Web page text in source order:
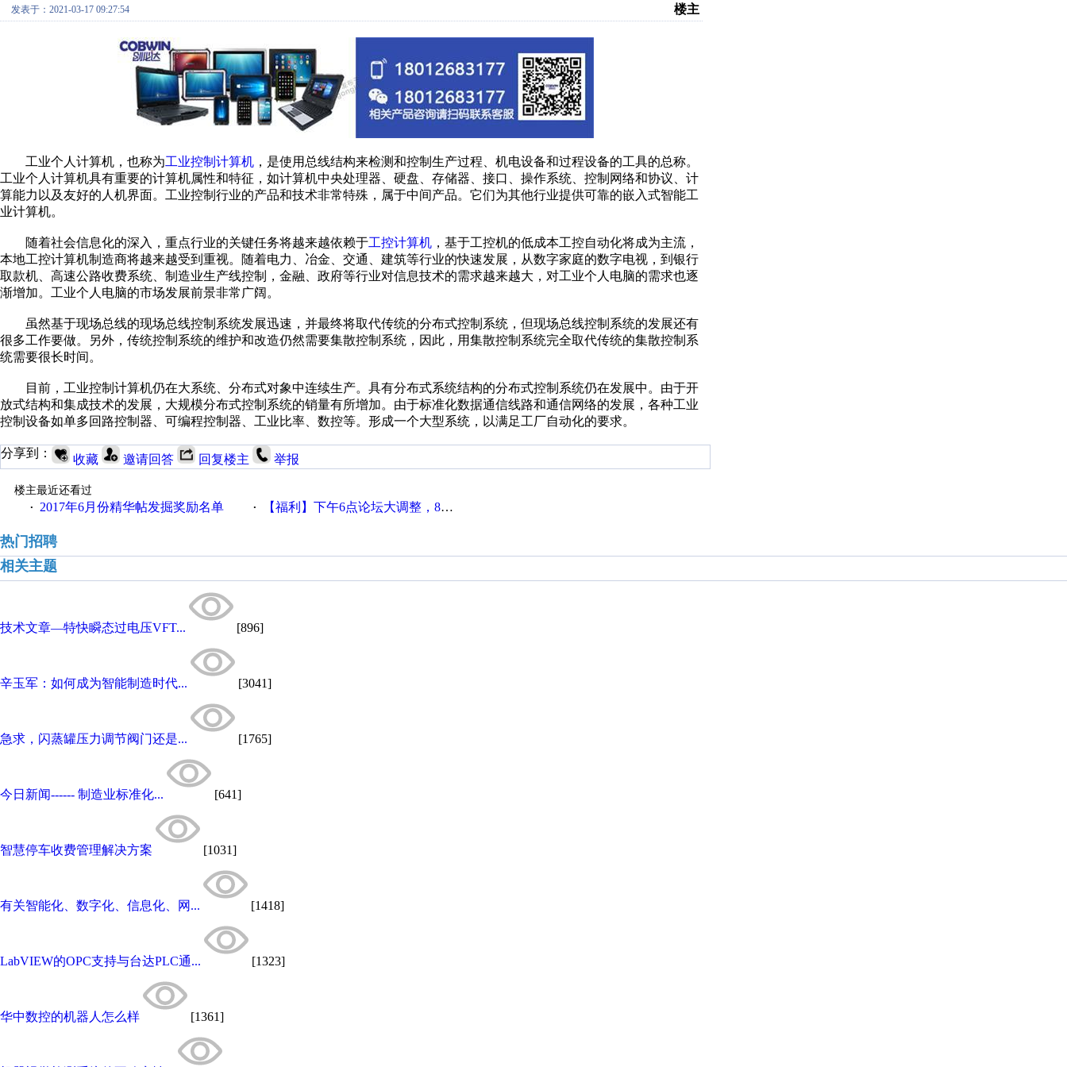
发表于：2021-03-17 09:27:54 楼主
工业个人计算机，也称为工业控制计算机 ，是使用总线结构来检测和控制生产过程、机电设备和过程设备的工具的总称。
工业个人计算机具有重要的计算机属性和特征，如计算机中央处理器、硬盘、存储器、接口、操作系统、控制网络和协议、计
算能力以及友好的人机界面。工业控制行业的产品和技术非常特殊，属于中间产品。它们为其他行业提供可靠的嵌入式智能工
业计算机。
随着社会信息化的深入，重点行业的关键任务将越来越依赖于工控计算机 ，基于工控机的低成本工控自动化将成为主流，
本地工控计算机制造商将越来越受到重视。随着电力、冶金、交通、建筑等行业的快速发展，从数字家庭的数字电视，到银行
取款机、高速公路收费系统、制造业生产线控制，金融、政府等行业对信息技术的需求越来越大，对工业个人电脑的需求也逐
渐增加。工业个人电脑的市场发展前景非常广阔。
虽然基于现场总线的现场总线控制系统发展迅速，并最终将取代传统的分布式控制系统，但现场总线控制系统的发展还有
很多工作要做。另外，传统控制系统的维护和改造仍然需要集散控制系统，因此，用集散控制系统完全取代传统的集散控制系
统需要很长时间。
目前，工业控制计算机仍在大系统、分布式对象中连续生产。具有分布式系统结构的分布式控制系统仍在发展中。由于开
放式结构和集成技术的发展，大规模分布式控制系统的销量有所增加。由于标准化数据通信线路和通信网络的发展，各种工业
控制设备如单多回路控制器、可编程控制器、工业比率、数控等。形成一个大型系统，以满足工厂自动化的要求。
分享到： 收藏 邀请回答 回复楼主 举报
楼主最近还看过
·
2017年6月份精华帖发掘奖励名单 · 【福利】下午6点论坛大调整，8点服务器内存升级
热门招聘
相关主题
技术文章—特快瞬态过电压VFT... [896]
辛玉军：如何成为智能制造时代... [3041]
急求，闪蒸罐压力调节阀门还是... [1765]
今日新闻------ 制造业标准化... [641]
智慧停车收费管理解决方案 [1031]
有关智能化、数字化、信息化、网... [1418]
LabVIEW的OPC支持与台达PLC通... [1323]
华中数控的机器人怎么样 [1361]